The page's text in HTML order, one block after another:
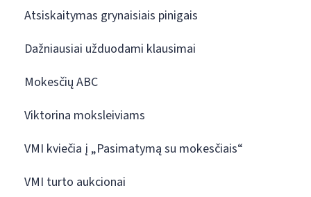
Atsiskaitymas grynaisiais pinigais
Dažniausiai užduodami klausimai
Mokesčių ABC
Viktorina moksleiviams
VMI kviečia į „Pasimatymą su mokesčiais“
VMI turto aukcionai